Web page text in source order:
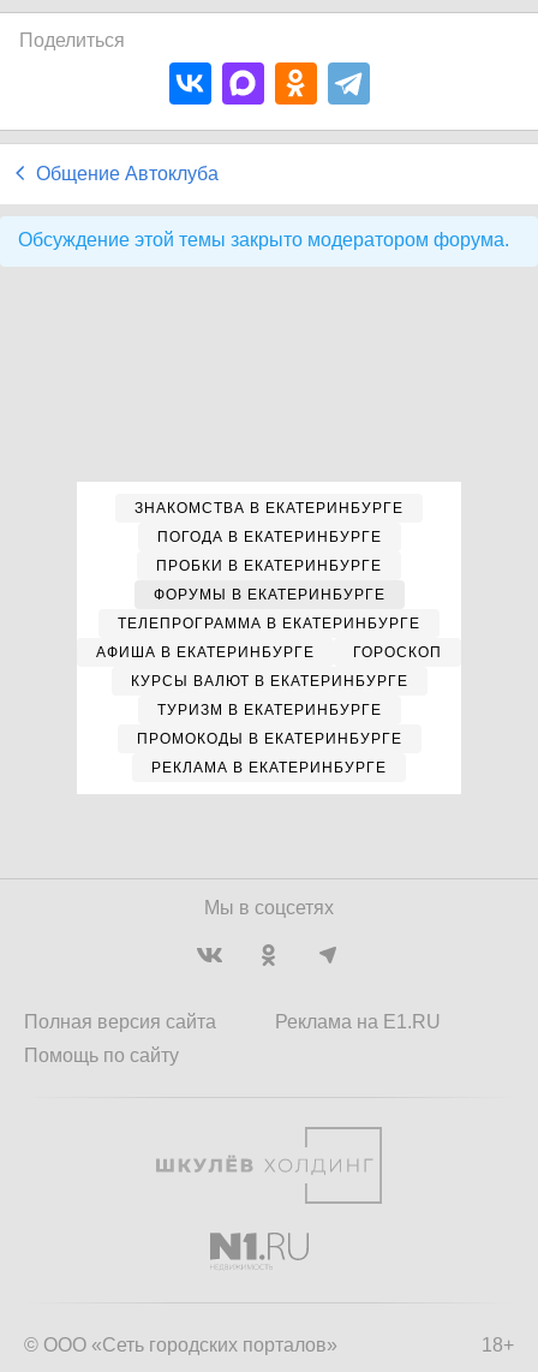
Поделиться
Общение Автоклуба
Обсуждение этой темы закрыто модератором форума.
ЗНАКОМСТВА В ЕКАТЕРИНБУРГЕ
ПОГОДА В ЕКАТЕРИНБУРГЕ
ПРОБКИ В ЕКАТЕРИНБУРГЕ
ФОРУМЫ В ЕКАТЕРИНБУРГЕ
ТЕЛЕПРОГРАММА В ЕКАТЕРИНБУРГЕ
АФИША В ЕКАТЕРИНБУРГЕ
ГОРОСКОП
КУРСЫ ВАЛЮТ В ЕКАТЕРИНБУРГЕ
ТУРИЗМ В ЕКАТЕРИНБУРГЕ
ПРОМОКОДЫ В ЕКАТЕРИНБУРГЕ
РЕКЛАМА В ЕКАТЕРИНБУРГЕ
Мы в соцсетях
Полная версия сайта
Помощь по сайту
Реклама на E1.RU
18+
© ООО «Сеть городских порталов»